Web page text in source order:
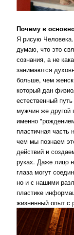
Почему в
Я рисую
думаю, что это
сознания, а не
занимаются
больше, чем
который дан
естественный
мужчин же другой
именно
пластичная часть
чем мы познаем
действий и
руках. Даже лицо
глаза могут
но и с нашими
пластике
жизненный опыт с